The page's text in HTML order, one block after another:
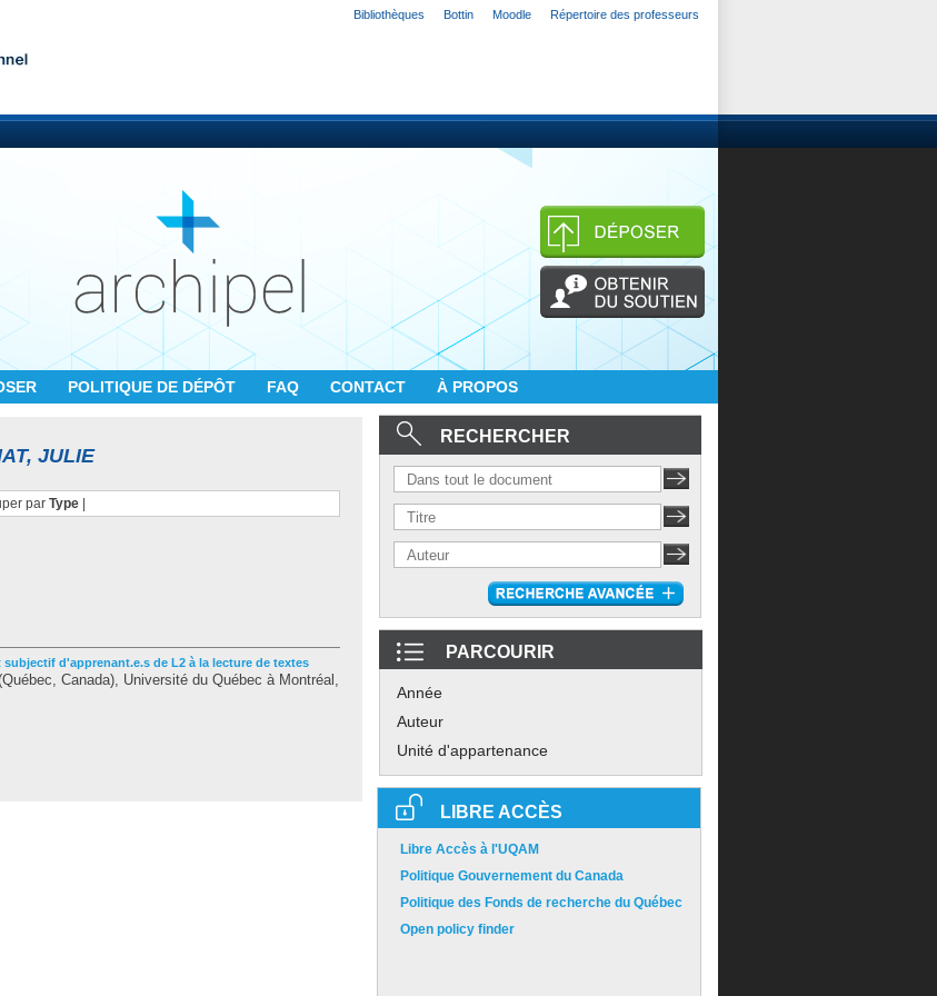
Bibliothèques Bottin Moodle Répertoire des professeurs
POLITIQUE DE DÉPÔT FAQ CONTACT À PROPOS
JULIE
par Type|
d'apprenant.e.s de L2 à la lecture de textes
Canada), Université du Québec à Montréal,
RECHERCHER
PARCOURIR
Année
Auteur
Unité d'appartenance
LIBRE ACCÈS
Libre Accès à l'UQAM
Politique Gouvernement du Canada
Politique des Fonds de recherche du Québec
Open policy finder